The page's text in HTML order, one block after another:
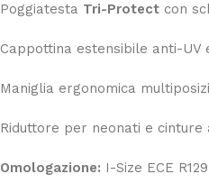
Poggiatesta Tri-Protect con
Cappottina estensibile anti-UV
Maniglia ergonomica
Riduttore per neonati e cinture
Omologazione: I-Size ECE R129